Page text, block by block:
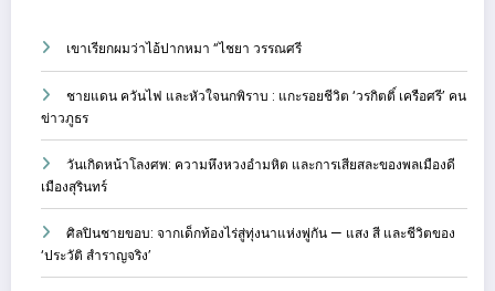
เขาเรียกผมว่าไอ้ปากหมา “ไชยา วรรณศรี
ชายแดน ควันไฟ และหัวใจนกพิราบ : แกะรอยชีวิต ‘วรกิตติ์ เครือศรี’ คน
ข่าวภูธร
วันเกิดหน้าโลงศพ: ความหึงหวงอำมหิต และการเสียสละของพลเมืองดี
เมืองสุรินทร์
ศิลปินชายขอบ: จากเด็กท้องไร่สู่ทุ่งนาแห่งพู่กัน — แสง สี และชีวิตของ
‘ประวัติ สำราญจริง’